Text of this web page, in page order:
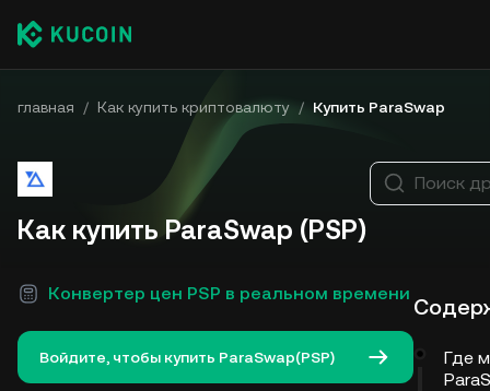
главная / Как купить криптовалюту / Купить ParaSwap
Как купить ParaSwap (PSP)
Конвертер цен PSP в реальном времени
Войдите, чтобы купить ParaSwap(PSP)
Поиск
Где